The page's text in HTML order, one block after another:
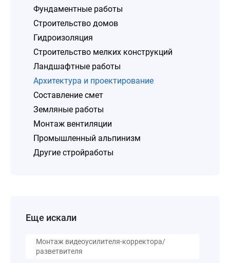
Фундаментные работы
Строительство домов
Гидроизоляция
Строительство мелких конструкций
Ландшафтные работы
Архитектура и проектирование
Составление смет
Земляные работы
Монтаж вентиляции
Промышленный альпинизм
Другие стройработы
Еще искали
Монтаж видеоусилителя-корректора/
разветвителя